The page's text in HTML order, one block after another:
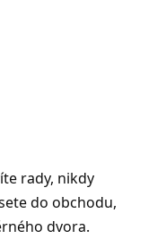
rady, nikdy
do obchodu,
dvora.